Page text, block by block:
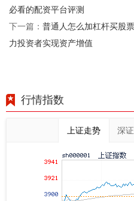
必看的配资平台评测
下一篇： 普通人怎么加杠杆买股
力投资者实现资产增值
行情指数
上证走势 深